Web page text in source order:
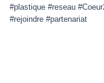
#plastique #reseau
#rejoindre #partenariat